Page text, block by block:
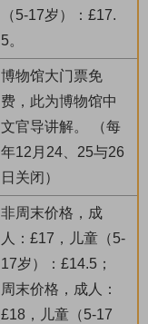
（5-17岁）：£17.
5。
博物馆大门票免
费，此为博物馆中
文官导讲解。 （每
年12月24、25与26
日关闭）
非周末价格，成
人：£17，儿童（5-
17岁）：£14.5；
周末价格，成人：
£18，儿童（5-17